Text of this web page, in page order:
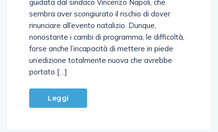
guidata dal sindaco Vincenzo Napoli, che
sembra aver scongiurato il rischio di dover
rinunciare all’evento natalizio. Dunque,
nonostante i cambi di programma, le difficoltà,
forse anche l’incapacità di mettere in piede
un’edizione totalmente nuova che avrebbe
Leggi